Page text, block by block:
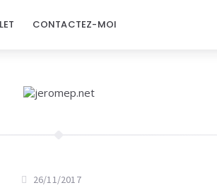
CONTACTEZ-MOI
26/11/2017